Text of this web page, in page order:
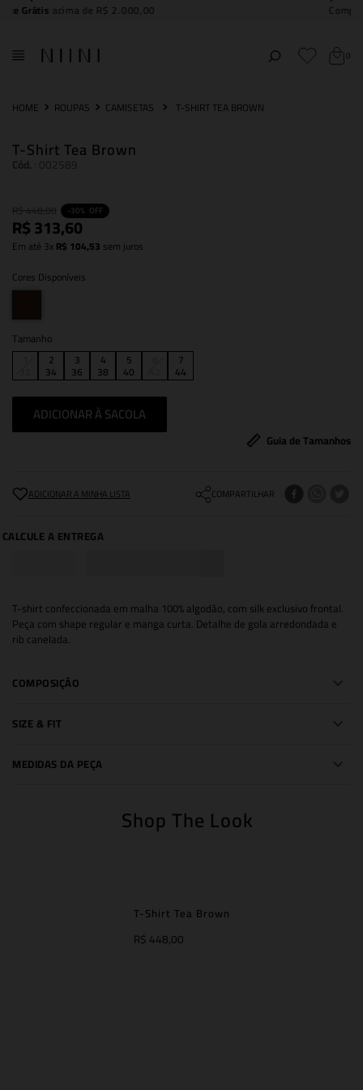
Compre e retire na NIINI JK Iguatemi
0
ROUPAS CAMISETAS T-SHIRT TEA BROWN
T-Shirt Tea Brown
-30% OFF
R$313,60
Em até 3xR$ 104,53 sem juros
Cores Disponíveis
Tamanho
2
34
3
36
4
38
5
40
7
44
ADICIONAR À SACOLA
Guia de Tamanhos
COMPARTILHAR
T-shirt confeccionada em malha 100% algodão, com silk exclusivo frontal.
Peça com shape regular e manga curta. Detalhe de gola arredondada e
rib canelada.
COMPOSIÇÃO
SIZE & FIT
MEDIDAS DA PEÇA
Shop The Look
T-Shirt Tea Brown
R$ 448,00